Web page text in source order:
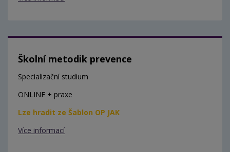
Školní metodik prevence
Specializační studium
ONLINE + praxe
Lze hradit ze Šablon OP JAK
Více informací